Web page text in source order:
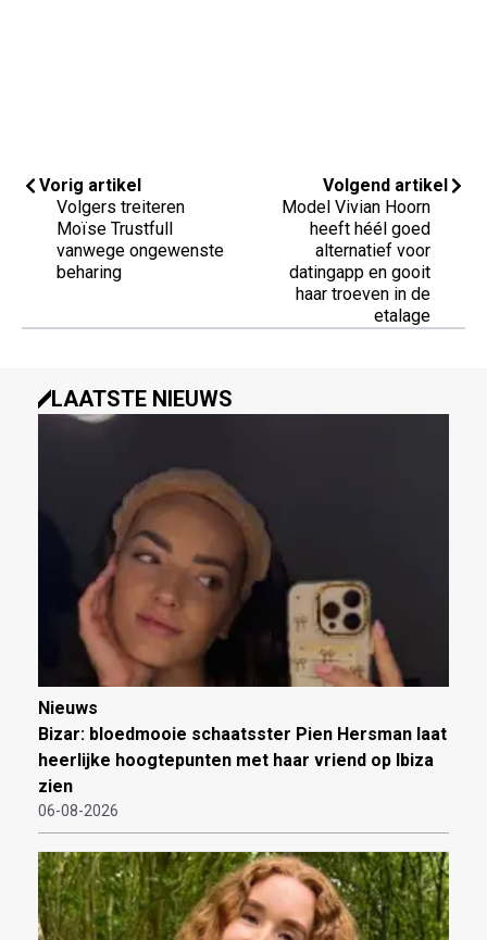
Vorig artikel
Volgers treiteren
Moïse Trustfull
vanwege ongewenste
beharing
Volgend artikel
Model Vivian Hoorn
heeft héél goed
alternatief voor
datingapp en gooit
haar troeven in de
etalage
LAATSTE NIEUWS
Nieuws
Bizar: bloedmooie schaatsster Pien Hersman laat
heerlijke hoogtepunten met haar vriend op Ibiza
zien
06-08-2026